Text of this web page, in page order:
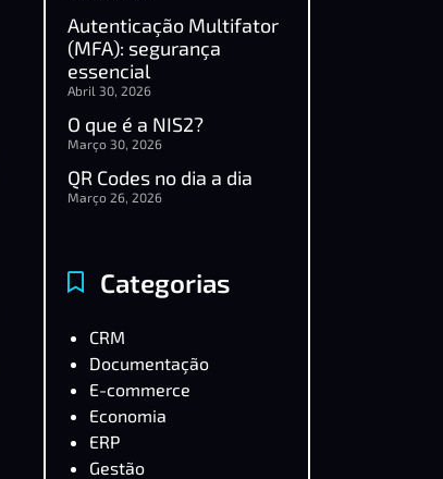
Autenticação Multifator
(MFA): segurança
essencial
Abril 30, 2026
O que é a NIS2?
Março 30, 2026
QR Codes no dia a dia
Março 26, 2026
Categorias
CRM
Documentação
E-commerce
Economia
ERP
Gestão